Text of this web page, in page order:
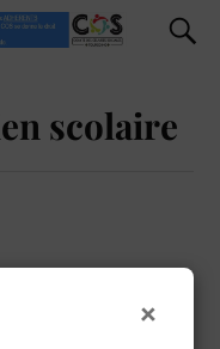
scolaire
×